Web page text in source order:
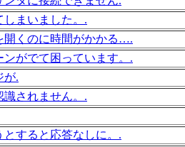
まいました。.
開くのに時間がかかる….
がでて困っています。.
が.
されません。.
すると応答なしに。.